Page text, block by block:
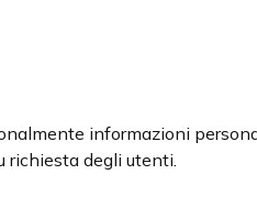
informazioni
richiesta degli utenti.